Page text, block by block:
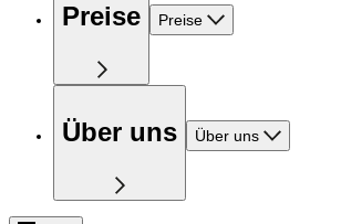
Preise Preise
Über uns Über uns